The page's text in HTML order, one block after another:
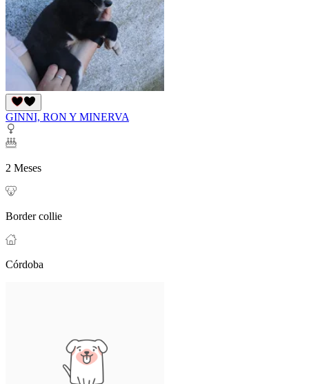
GINNI, RON Y MINERVA
2 Meses
Border collie
Córdoba